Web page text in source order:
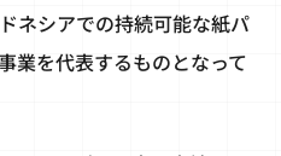
ネシアでの持続可能な紙パ
業を代表するものとなって